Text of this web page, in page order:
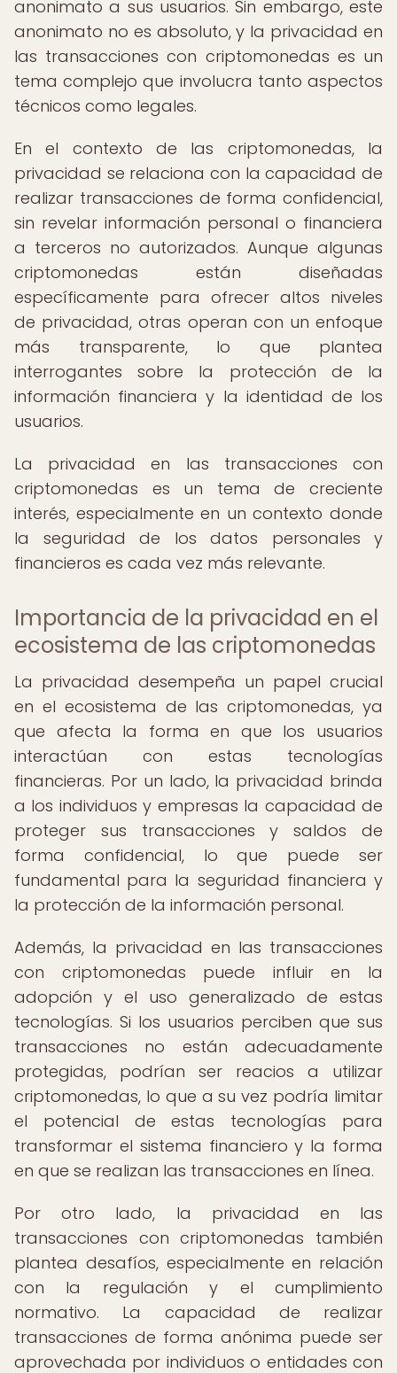
anonimato a sus usuarios. Sin embargo, este
anonimato no es absoluto, y la privacidad en
las transacciones con criptomonedas es un
tema complejo que involucra tanto aspectos
técnicos como legales.
En el contexto de las criptomonedas, la
privacidad se relaciona con la capacidad de
realizar transacciones de forma confidencial,
sin revelar información personal o financiera
a terceros no autorizados. Aunque algunas
criptomonedas están diseñadas
específicamente para ofrecer altos niveles
de privacidad, otras operan con un enfoque
más transparente, lo que plantea
interrogantes sobre la protección de la
información financiera y la identidad de los
usuarios.
La privacidad en las transacciones con
criptomonedas es un tema de creciente
interés, especialmente en un contexto donde
la seguridad de los datos personales y
financieros es cada vez más relevante.
Importancia de la privacidad en el
ecosistema de las criptomonedas
La privacidad desempeña un papel crucial
en el ecosistema de las criptomonedas, ya
que afecta la forma en que los usuarios
interactúan con estas tecnologías
financieras. Por un lado, la privacidad brinda
a los individuos y empresas la capacidad de
proteger sus transacciones y saldos de
forma confidencial, lo que puede ser
fundamental para la seguridad financiera y
la protección de la información personal.
Además, la privacidad en las transacciones
con criptomonedas puede influir en la
adopción y el uso generalizado de estas
tecnologías. Si los usuarios perciben que sus
transacciones no están adecuadamente
protegidas, podrían ser reacios a utilizar
criptomonedas, lo que a su vez podría limitar
el potencial de estas tecnologías para
transformar el sistema financiero y la forma
en que se realizan las transacciones en línea.
Por otro lado, la privacidad en las
transacciones con criptomonedas también
plantea desafíos, especialmente en relación
con la regulación y el cumplimiento
normativo. La capacidad de realizar
transacciones de forma anónima puede ser
aprovechada por individuos o entidades con